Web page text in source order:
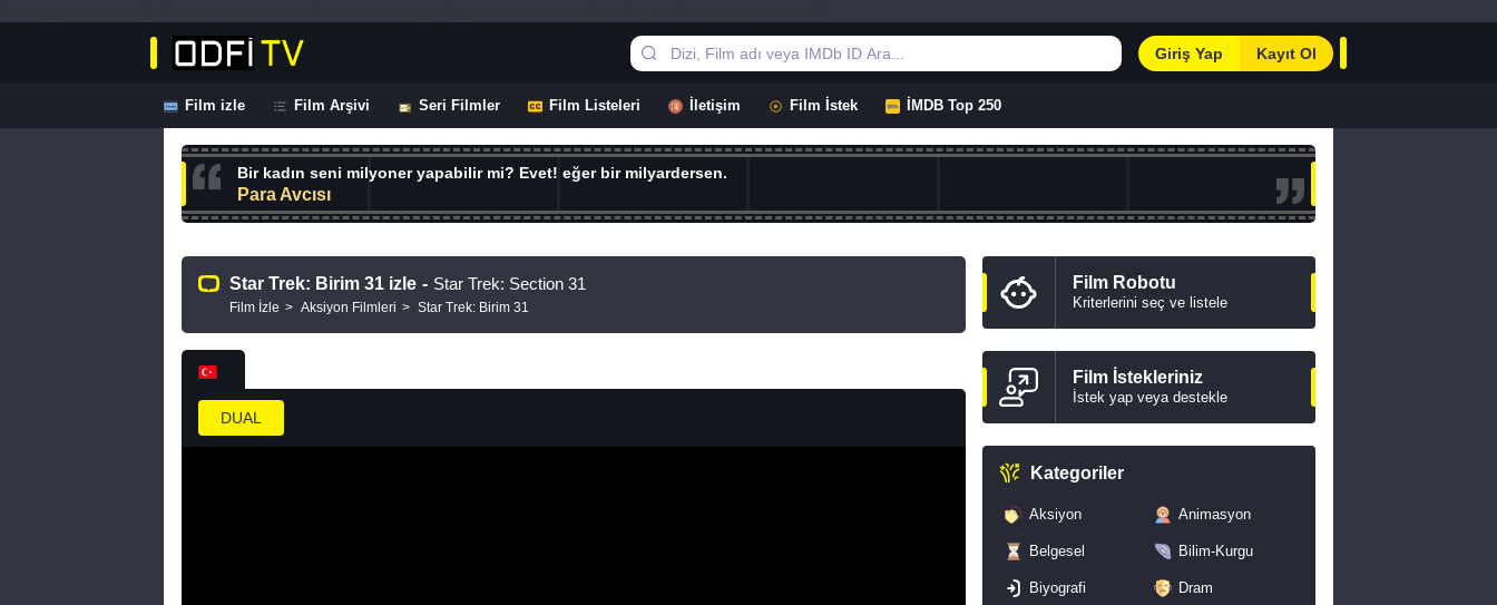
Giriş Yap Kayıt Ol
Film izle Film Arşivi Seri Filmler Film Listeleri İletişim Film İstek İMDB Top 250
Bir kadın seni milyoner yapabilir mi? Evet! eğer bir milyardersen.
Para Avcısı
Star Trek: Birim 31 izle - Star Trek: Section 31
Film İzle Aksiyon Filmleri Star Trek: Birim 31
DUAL
Film Robotu
Kriterlerini seç ve listele
Film İstekleriniz
İstek yap veya destekle
Kategoriler
Aksiyon Animasyon
Belgesel Bilim-Kurgu
Biyografi Dram